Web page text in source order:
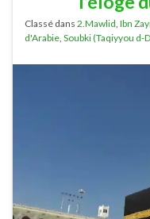
Classé dans 2.Mawlid, Ibn
d'Arabie, Soubki (Taqiyyou d-